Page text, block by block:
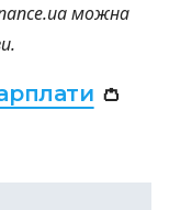
можна
👛